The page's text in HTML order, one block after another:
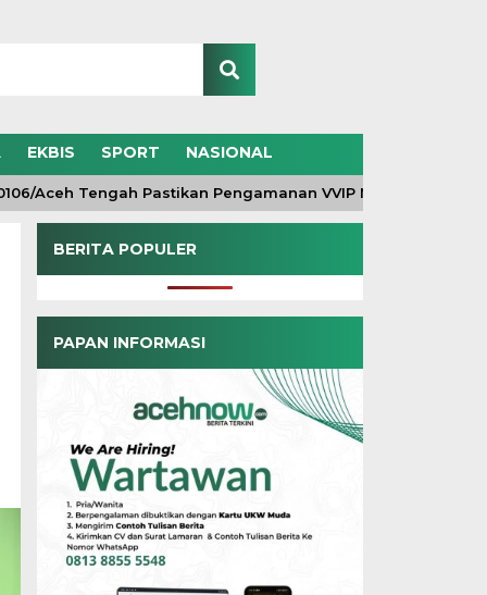
EKBIS SPORT NASIONAL
Tengah Pastikan Pengamanan VVIP Maksimal,
BERITA POPULER
PAPAN INFORMASI